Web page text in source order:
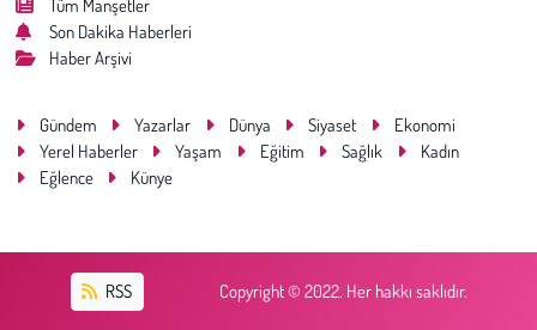
Tüm Manşetler
Son Dakika Haberleri
Haber Arşivi
Gündem Yazarlar Dünya Siyaset
Ekonomi
Yerel Haberler
Yaşam Eğitim Sağlık
Kadın
Eğlence
Künye
RSS Copyright © 2022. Her hakkı saklıdır.